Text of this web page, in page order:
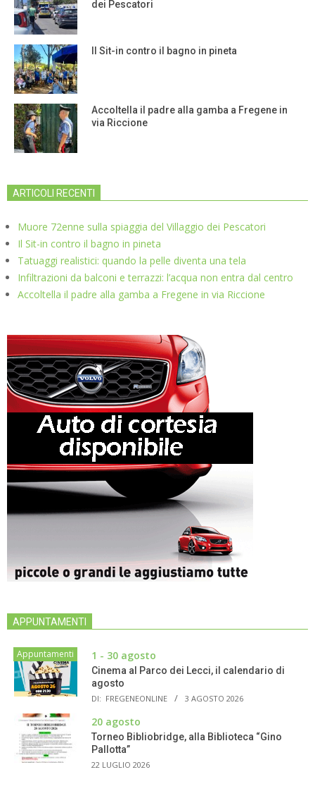
dei Pescatori
Il Sit-in contro il bagno in pineta
Accoltella il padre alla gamba a Fregene in
via Riccione
ARTICOLI RECENTI
Muore 72enne sulla spiaggia del Villaggio dei Pescatori
Il Sit-in contro il bagno in pineta
Tatuaggi realistici: quando la pelle diventa una tela
Infiltrazioni da balconi e terrazzi: l’acqua non entra dal centro
Accoltella il padre alla gamba a Fregene in via Riccione
APPUNTAMENTI
Appuntamenti 1 - 30 agosto
Cinema al Parco dei Lecci, il calendario di
agosto
DI: FREGENEONLINE 3 AGOSTO 2026
20 agosto
Torneo Bibliobridge, alla Biblioteca “Gino
Pallotta”
22 LUGLIO 2026